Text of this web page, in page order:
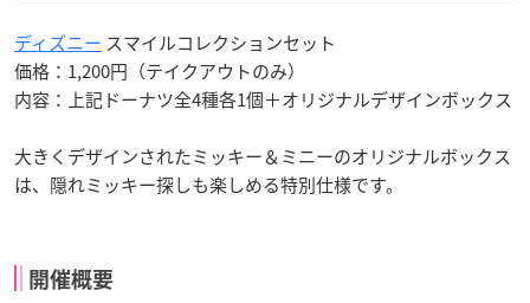
ディズニー スマイルコレクションセット
価格：1,200円（テイクアウトのみ）
内容：上記ドーナツ全4種各1個＋オリジナルデザインボックス
大きくデザインされたミッキー＆ミニーのオリジナルボックス
は、隠れミッキー探しも楽しめる特別仕様です。
開催概要